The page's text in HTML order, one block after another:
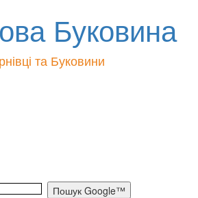
Буковина
та Буковини